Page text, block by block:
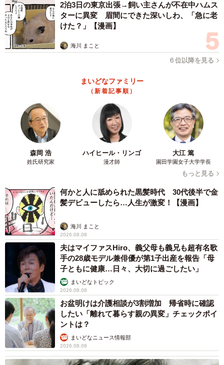
2泊3日の東京出張→飼い主さんが不在中ハムス
ターに異変 眉間にできた深いしわ、「急に老
けた？」【漫画】
海川 まこと
６位以降を見る
まいどなファミリー
（新着記事順）
森岡 浩
姓氏研究家
ハイヒール・リンゴ
漫才師
大江 篤
園田学園女子大学学長
もっと見る
何かと人に舐められた黒髪時代 30代後半で金
髪デビューしたら…人生が激変！【漫画】
海川 まこと
2026.08.08
夫はマイファスHiro、義父母も義兄も超有名歌
手の28歳モデル兼俳優が第1子出産を報告「母
子ともに健康…日々、大切に過ごしたい」
まいどなトピック
2026.08.08
お盆明けは介護相談が3割増加 帰省時に確認
したい「離れて暮らす親の異変」チェックポイ
ントは？
まいどなニュース情報部
2026.08.08